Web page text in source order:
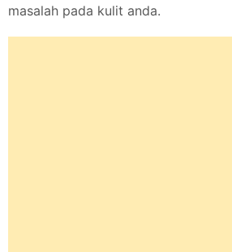
masalah pada kulit anda.